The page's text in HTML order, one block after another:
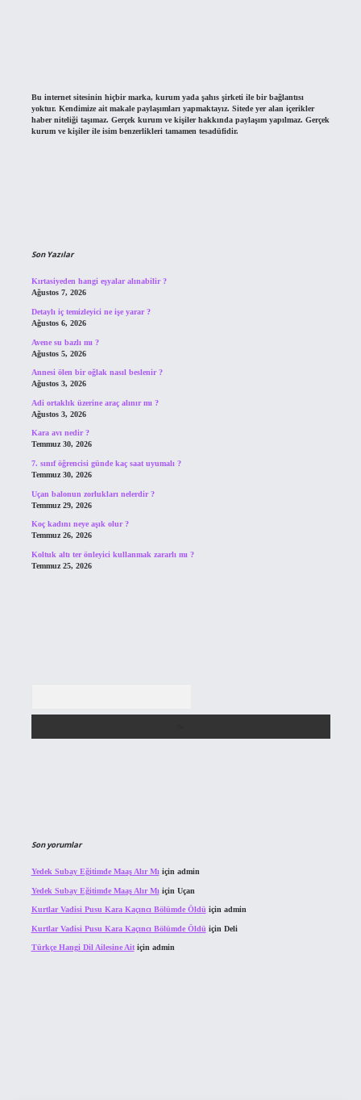
Bu internet sitesinin hiçbir marka, kurum yada şahıs şirketi ile bir bağlantısı
yoktur. Kendimize ait makale paylaşımları yapmaktayız. Sitede yer alan içerikler
haber niteliği taşımaz. Gerçek kurum ve kişiler hakkında paylaşım yapılmaz. Gerçek
kurum ve kişiler ile isim benzerlikleri tamamen tesadüfidir.
Son Yazılar
Kırtasiyeden hangi eşyalar alınabilir ?
Ağustos 7, 2026
Detaylı iç temizleyici ne işe yarar ?
Ağustos 6, 2026
Avene su bazlı mı ?
Ağustos 5, 2026
Annesi ölen bir oğlak nasıl beslenir ?
Ağustos 3, 2026
Adi ortaklık üzerine araç alınır mı ?
Ağustos 3, 2026
Kara avı nedir ?
Temmuz 30, 2026
7. sınıf öğrencisi günde kaç saat uyumalı ?
Temmuz 30, 2026
Uçan balonun zorlukları nelerdir ?
Temmuz 29, 2026
Koç kadını neye aşık olur ?
Temmuz 26, 2026
Koltuk altı ter önleyici kullanmak zararlı mı ?
Temmuz 25, 2026
Son yorumlar
Yedek Subay Eğitimde Maaş Alır Mı için admin
Yedek Subay Eğitimde Maaş Alır Mı için Uçan
Kurtlar Vadisi Pusu Kara Kaçıncı Bölümde Öldü için admin
Kurtlar Vadisi Pusu Kara Kaçıncı Bölümde Öldü için Deli
Türkçe Hangi Dil Ailesine Aitiçin admin